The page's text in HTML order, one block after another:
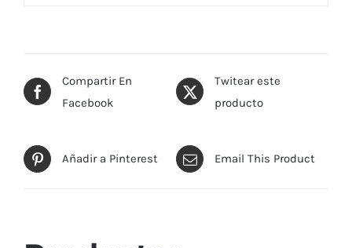
Compartir En
Facebook
Twitear este
producto
Añadir a Pinterest Email This Product